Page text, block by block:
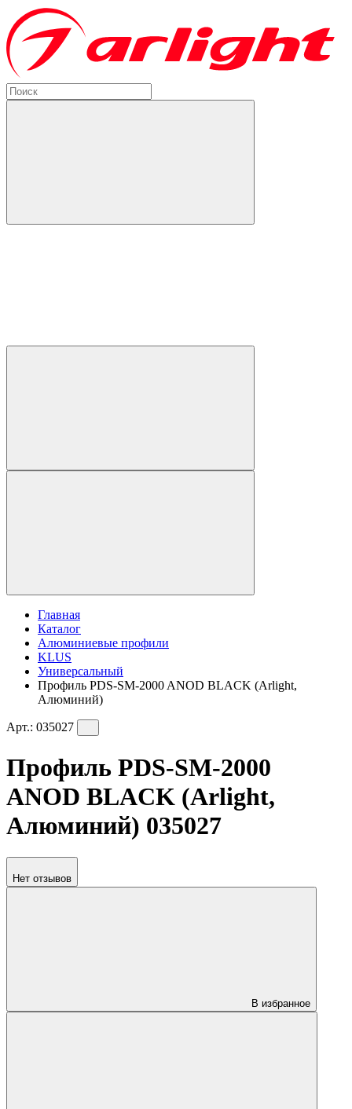
Главная
Каталог
Алюминиевые профили
KLUS
Универсальный
Профиль PDS-SM-2000 ANOD BLACK (Arlight,
Алюминий)
Арт.: 035027
Профиль PDS-SM-2000
ANOD BLACK (Arlight,
Алюминий) 035027
Нет отзывов
В избранное